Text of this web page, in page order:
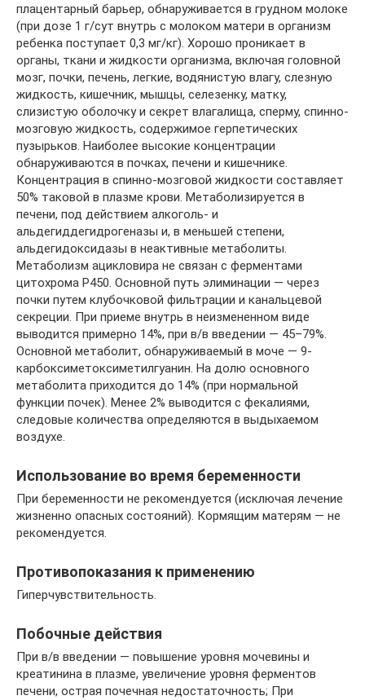
плацентарный барьер, обнаруживается в грудном молоке
(при дозе 1 г/сут внутрь с молоком матери в организм
ребенка поступает 0,3 мг/кг). Хорошо проникает в
органы, ткани и жидкости организма, включая головной
мозг, почки, печень, легкие, водянистую влагу, слезную
жидкость, кишечник, мышцы, селезенку, матку,
слизистую оболочку и секрет влагалища, сперму, спинно-
мозговую жидкость, содержимое герпетических
пузырьков. Наиболее высокие концентрации
обнаруживаются в почках, печени и кишечнике.
Концентрация в спинно-мозговой жидкости составляет
50% таковой в плазме крови. Метаболизируется в
печени, под действием алкоголь- и
альдегиддегидрогеназы и, в меньшей степени,
альдегидоксидазы в неактивные метаболиты.
Метаболизм ацикловира не связан с ферментами
цитохрома P450. Основной путь элиминации — через
почки путем клубочковой фильтрации и канальцевой
секреции. При приеме внутрь в неизмененном виде
выводится примерно 14%, при в/в введении — 45–79%.
Основной метаболит, обнаруживаемый в моче — 9-
карбоксиметоксиметилгуанин. На долю основного
метаболита приходится до 14% (при нормальной
функции почек). Менее 2% выводится с фекалиями,
следовые количества определяются в выдыхаемом
воздухе.
Использование во время беременности
При беременности не рекомендуется (исключая лечение
жизненно опасных состояний). Кормящим матерям — не
рекомендуется.
Противопоказания к применению
Гиперчувствительность.
Побочные действия
При в/в введении — повышение уровня мочевины и
креатинина в плазме, увеличение уровня ферментов
печени, острая почечная недостаточность; При